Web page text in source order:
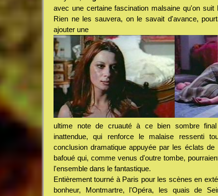
avec une certaine fascination malsaine qu'on suit
Rien ne les sauvera, on le savait d'avance,
ajouter une
ultime note de cruauté à ce bien sombre
inattendue, qui renforce le malaise ressenti
conclusion dramatique appuyée par les éclats de
bafoué qui, comme venus d'outre tombe,
l'ensemble dans le fantastique.
Entièrement tourné à Paris pour les scènes en
bonheur, Montmartre, l'Opéra, les quais de